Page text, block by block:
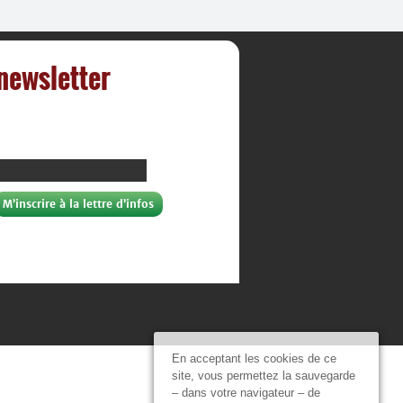
En acceptant les cookies de ce
site, vous permettez la sauvegarde
– dans votre navigateur – de